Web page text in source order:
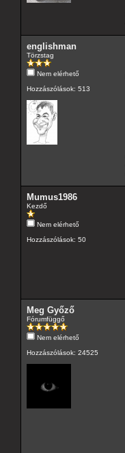
englishman
Törzstag
Nem elérhető
Hozzászólások: 513
Mumus1986
Kezdő
Nem elérhető
Hozzászólások: 50
Meg Győző
Fórumfüggő
Nem elérhető
Hozzászólások: 24525